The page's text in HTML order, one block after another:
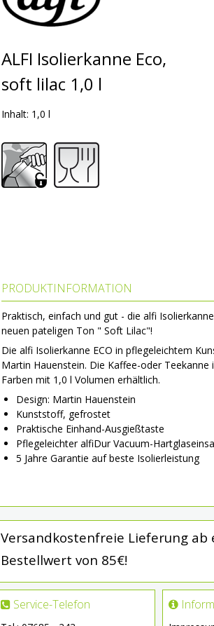
ALFI Isolierkanne Eco,
soft lilac 1,0 l
Inhalt: 1,0 l
PRODUKTINFORMATION
Praktisch, einfach und gut - die alfi
neuen pateligen Ton " Soft Lilac"!
Die alfi Isolierkanne ECO in pflegeleichtem
Martin Hauenstein. Die Kaffee-oder Teekanne
Farben mit 1,0 l Volumen erhältlich.
Design: Martin Hauenstein
Kunststoff, gefrostet
Praktische Einhand-Ausgießtaste
Pflegeleichter alfiDur Vacuum-
5 Jahre Garantie auf beste Isolierleistung
Versandkostenfreie Lieferung ab
Bestellwert von 85€!
Service-Telefon